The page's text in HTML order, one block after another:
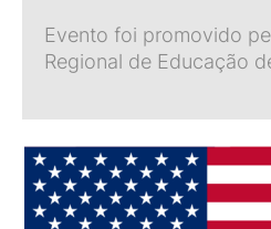
Evento foi promovido
Regional de Educação